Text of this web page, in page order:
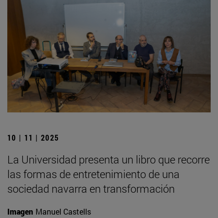
10 | 11 | 2025
La Universidad presenta un libro que recorre
las formas de entretenimiento de una
sociedad navarra en transformación
Imagen Manuel Castells